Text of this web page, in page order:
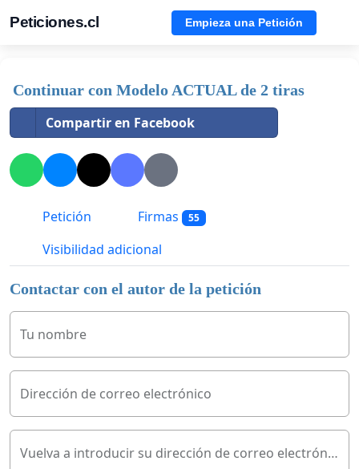
Peticiones.cl Empieza una Petición
Continuar con Modelo ACTUAL de 2 tiras
Compartir en Facebook
Petición Firmas 55
Visibilidad adicional
Contactar con el autor de la petición
Tu nombre
Dirección de correo electrónico
Vuelva a introducir su dirección de correo electrónico